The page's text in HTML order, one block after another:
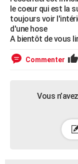
le coeur qui est la
toujours voir
d'une hose
A bientôt de vous
Commenter
Vous